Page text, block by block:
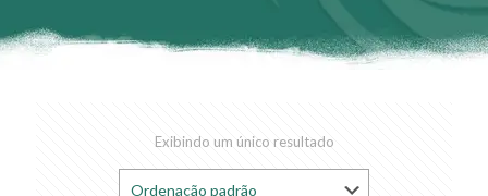
Exibindo um único resultado